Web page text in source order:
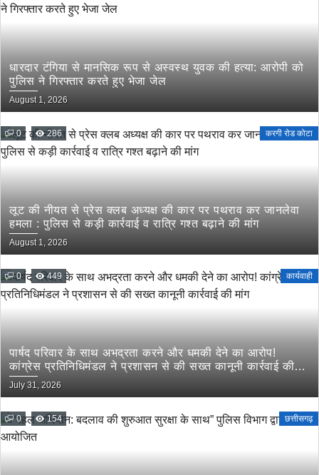
धारदार टंगिया से मानसिक रूप से अस्वस्थ युवक की हत्या: आरोपी को
पुलिस ने गिरफ्तार करते हुए भेजा जेल
August 1, 2026
0 286 करगी रोड कोटा
लूट की नीयत से प्रेस क्लब अध्यक्ष की कार पर पथराव कर जानलेवा
हमला : पुलिस से कड़ी कार्रवाई व रात्रि गश्त बढ़ाने की मांग
August 1, 2026
0 449 कार्यवाही
पार्षद परिवार के साथ अभद्रता करने और धमकी देने का आरोप!
कांग्रेस प्रतिनिधिमंडल ने प्रशासन से की सख्त कानूनी कार्रवाई की
मांग
July 31, 2026
0 154 छत्तीसगढ़